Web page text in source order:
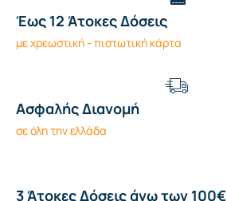
Έως 12 Άτοκες Δόσεις
με χρεωστική - πιστωτική κάρτα
Ασφαλής Διανομή
σε όλη την ελλάδα
3 Άτοκες Δόσεις άνω των 100€